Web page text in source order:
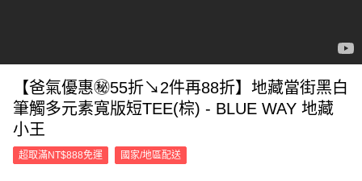
【爸氣優惠㊙55折↘2件再88折】地藏當街黑白
筆觸多元素寬版短TEE(棕) - BLUE WAY 地藏
小王
超取滿NT$888免運 國家/地區配送